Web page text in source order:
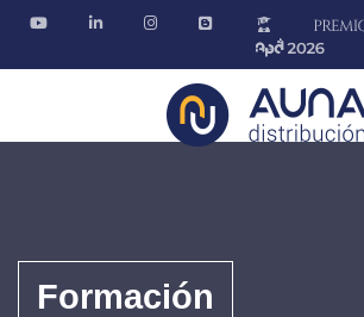
Formación